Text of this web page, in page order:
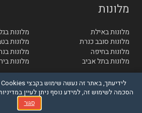
מלונות
מלונות באילת
מלונות
מלונות סובב כנרת
מלונות
מלונות בחיפה
מלונות
מלונות בתל אביב
מלונות
© בייטק תקשורת בע"מ - כל הזכויות שמורות
הסכמה לשימוש זה, למידע נוסף ניתן לעיין
סגור